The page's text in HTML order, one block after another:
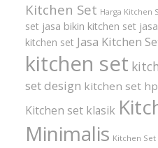
Kitchen Set Harga Kitchen
set jasa bikin kitchen set
kitchen set Jasa Kitchen
kitchen set
set design kitchen set
Kitchen set klasik
Minimalis Kitchen